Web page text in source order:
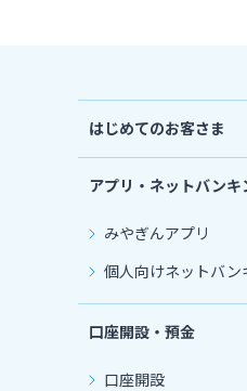
はじめてのお客さま
アプリ・ネットバンキ
みやぎんアプリ
個人向けネットバン
口座開設・預金
口座開設